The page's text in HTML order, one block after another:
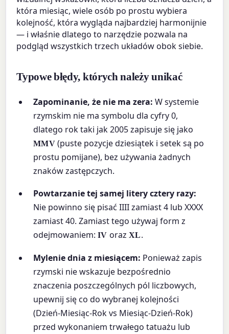
która miesiąc, wiele osób po prostu wybiera
kolejność, która wygląda najbardziej harmonijnie
— i właśnie dlatego to narzędzie pozwala na
podgląd wszystkich trzech układów obok siebie.
Typowe błędy, których należy unikać
Zapominanie, że nie ma zera: W systemie
rzymskim nie ma symbolu dla cyfry 0,
dlatego rok taki jak 2005 zapisuje się jako
MMV (puste pozycje dziesiątek i setek są po
prostu pomijane), bez używania żadnych
znaków zastępczych.
Powtarzanie tej samej litery cztery razy:
Nie powinno się pisać IIII zamiast 4 lub XXXX
zamiast 40. Zamiast tego używaj form z
odejmowaniem: IV oraz XL.
Mylenie dnia z miesiącem: Ponieważ zapis
rzymski nie wskazuje bezpośrednio
znaczenia poszczególnych pól liczbowych,
upewnij się co do wybranej kolejności
(Dzień-Miesiąc-Rok vs Miesiąc-Dzień-Rok)
przed wykonaniem trwałego tatuażu lub